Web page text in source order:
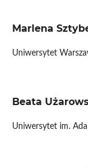
Marlena
Uniwersytet
Beata
Uniwersytet im.